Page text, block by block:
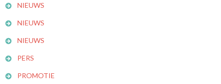
NIEUWS
NIEUWS
NIEUWS
PERS
PROMOTIE